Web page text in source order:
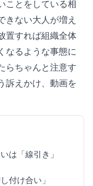
ことをしている相
きない大人が増え
置すれば組織全体
なるような事態に
らちゃんと注意す
訴えかけ、動画を
は「線引き」
付け合い」